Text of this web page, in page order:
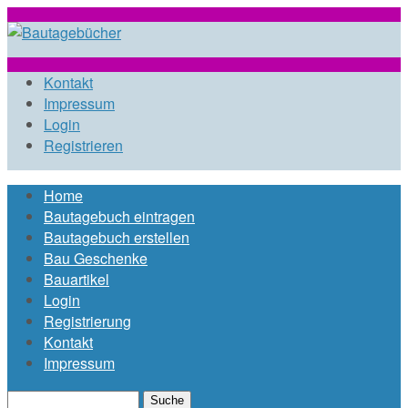
Direkt zum Inhalt
bautagebuch-
liste.de
Kontakt
Impressum
Login
Registrieren
Hauptmenü
Home
Bautagebuch eintragen
Bautagebuch erstellen
Bau Geschenke
Bauartikel
Login
Registrierung
Kontakt
Impressum
Suche